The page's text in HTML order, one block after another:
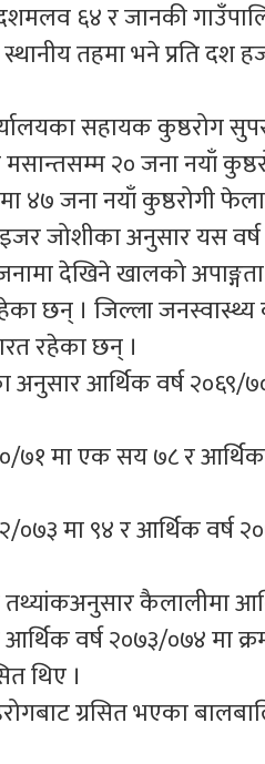
६४ र जानकी
तहमा भने प्रति दश
सहायक कुष्ठरोग
२० जना नयाँ
४७ जना नयाँ कुष्ठरोगी
जोशीका अनुसार यस
देखिने खालको
छन् । जिल्ला
रहेका छन् ।
अनुसार आर्थिक वर्ष २०६९/
७१ मा एक सय ७८ र
०७३ मा ९४ र आर्थिक वर्ष
कैलालीमा
वर्ष २०७३/०७४ मा
थिए ।
ग्रसित भएका